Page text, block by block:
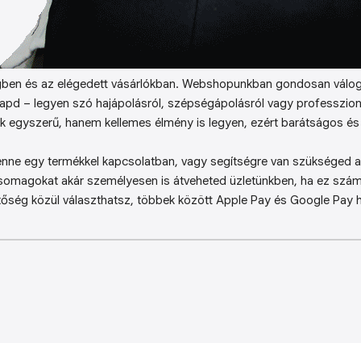
és az elégedett vásárlókban. Webshopunkban gondosan
– legyen szó hajápolásról, szépségápolásról vagy
egyszerű, hanem kellemes élmény is legyen, ezért barátságos
egy termékkel kapcsolatban, vagy segítségre van szükséged
akár személyesen is átveheted üzletünkben, ha ez
közül választhatsz, többek között Apple Pay és Google Pay